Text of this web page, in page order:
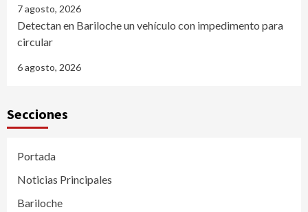
7 agosto, 2026
Detectan en Bariloche un vehículo con impedimento para
circular
6 agosto, 2026
Secciones
Portada
Noticias Principales
Bariloche